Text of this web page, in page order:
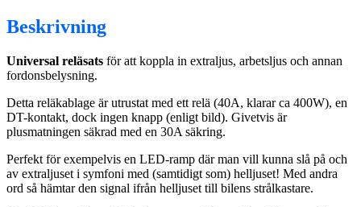
Beskrivning
Universal reläsats för att koppla in extraljus, arbetsljus och annan
fordonsbelysning.
Detta reläkablage är utrustat med ett relä (40A, klarar ca 400W), en
DT-kontakt, dock ingen knapp (enligt bild). Givetvis är
plusmatningen säkrad med en 30A säkring.
Perfekt för exempelvis en LED-ramp där man vill kunna slå på och
av extraljuset i symfoni med (samtidigt som) helljuset! Med andra
ord så hämtar den signal ifrån helljuset till bilens strålkastare.